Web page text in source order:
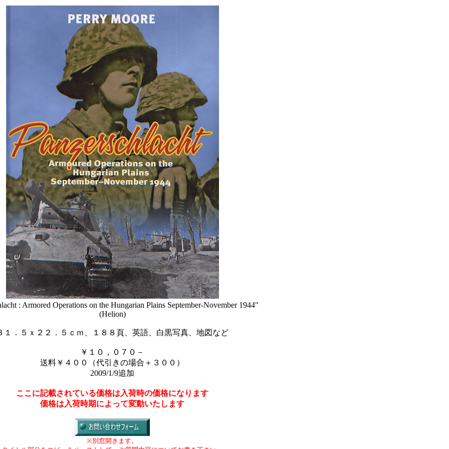
: Armored Operations on the Hungarian Plains September-November 1944"
(Helion)
１．５ｘ２２．５ｃｍ、１８８頁、英語、白黒写真、地図など
￥１０，０７０－
送料￥４００（代引きの場合＋３００）
2009/1/9追加
ここに記載されている価格は入荷時の価格になります
価格は入荷時期によって変動いたします
※別窓開きます。